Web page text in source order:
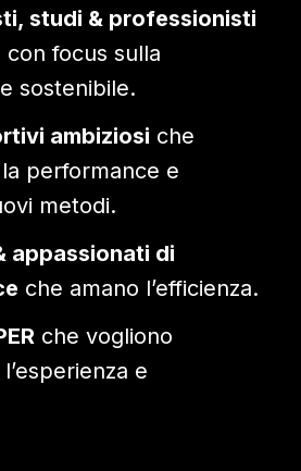
studi & professionisti
con focus sulla
sostenibile.
ambiziosi che
performance e
metodi.
appassionati di
che amano l’efficienza.
che vogliono
e